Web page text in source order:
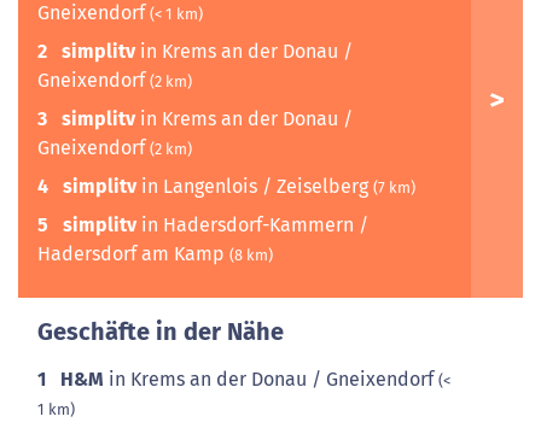
Gneixendorf (< 1 km)
2 simplitvin Krems an der Donau /
Gneixendorf (2 km)
3 simplitvin Krems an der Donau /
Gneixendorf (2 km)
4 simplitvin Langenlois / Zeiselberg (7 km)
5 simplitvin Hadersdorf-Kammern /
Hadersdorf am Kamp (8 km)
Geschäfte in der Nähe
1 H&M in Krems an der Donau / Gneixendorf(<
1 km)